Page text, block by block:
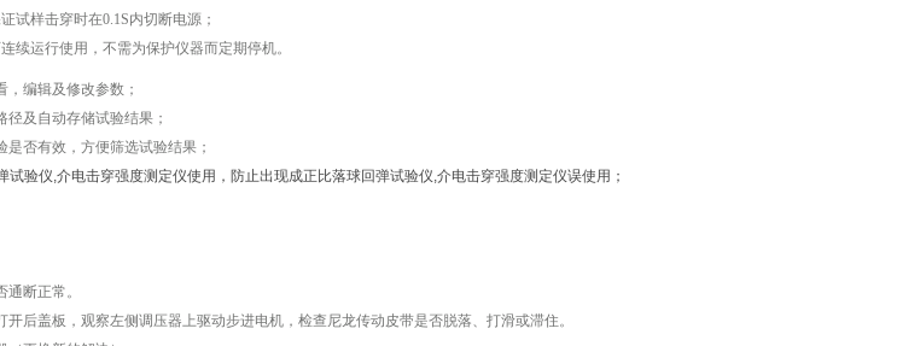
试样击穿时在0.1S内切断电源；
续运行使用，不需为保护仪器而定期停机。
编辑及修改参数；
及自动存储试验结果；
否有效，方便筛选试验结果；
验仪,介电击穿强度测定仪使用，防止出现成正比落球回弹试验仪,介电击穿强度测定仪误使用；
断正常。
后盖板，观察左侧调压器上驱动步进电机，检查尼龙传动皮带是否脱落、打滑或滞住。